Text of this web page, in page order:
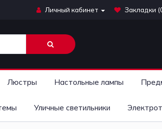
Личный кабинет Закладки
Люстры Настольные лампы
Уличные светильники